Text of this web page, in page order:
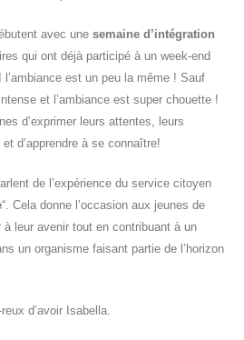
avec une semaine d’intégration
qui ont déjà participé à un week-end
est un peu la même ! Sauf
et l’ambiance est super chouette !
d’exprimer leurs attentes, leurs
d’apprendre à se connaître!
de l’expérience du service citoyen
“. Cela donne l’occasion aux jeunes de
leur avenir tout en contribuant à un
un organisme faisant partie de l’horizon
d’avoir Isabella.